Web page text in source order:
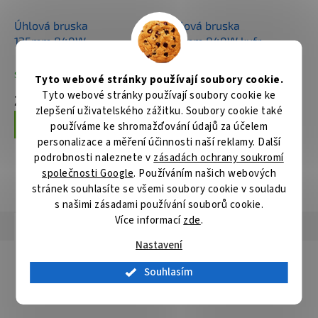
Tyto webové stránky používají soubory cookie.
Tyto webové stránky používají soubory cookie ke
zlepšení uživatelského zážitku. Soubory cookie také
používáme ke shromažďování údajů za účelem
personalizace a měření účinnosti naší reklamy. Další
podrobnosti naleznete v zásadách ochrany soukromí
společnosti Google. Používáním našich webových
stránek souhlasíte se všemi soubory cookie v souladu
s našimi zásadami používání souborů cookie.
Více informacízde.
Nastavení
Souhlasím
Úhlová bruska
125mm,840W
Skladem
2 038 Kč
Do košíku
Úhlová bruska
125mm,840W,kufr
Skladem
2 379 Kč
Do košíku
ZOBRAZIT VŠECHNY SOUVISEJÍCÍ PRODUKTY
Diskuze
Detailní popis produktu
Řezný kotouč pro úhlové brusky na ocel a nerezovou ocel.